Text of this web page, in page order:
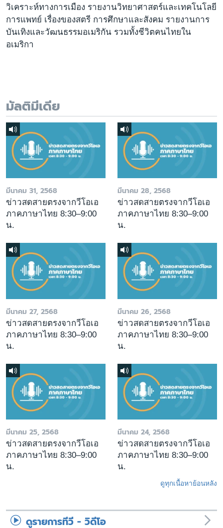
วิเคราะห์ทางการเมือง รายงานวิทยาศาสตร์และเทคโนโลยี
การแพทย์ เรื่องของสตรี การศึกษาและสังคม รายงานการ
บันเทิงและวัฒนธรรมอเมริกัน รวมทั้งชีวิตคนไทยใน
อเมริกา
มัลติมีเดีย
มีนาคม 31, 2568
ข่าวสดสายตรงจากวีโอเอ
ภาคภาษาไทย 8:30–9:00
น.
มีนาคม 28, 2568
ข่าวสดสายตรงจากวีโอเอ
ภาคภาษาไทย 8:30–9:00
น.
มีนาคม 27, 2568
ข่าวสดสายตรงจากวีโอเอ
ภาคภาษาไทย 8:30–9:00
น.
มีนาคม 26, 2568
ข่าวสดสายตรงจากวีโอเอ
ภาคภาษาไทย 8:30–9:00
น.
มีนาคม 25, 2568
ข่าวสดสายตรงจากวีโอเอ
ภาคภาษาไทย 8:30–9:00
น.
มีนาคม 24, 2568
ข่าวสดสายตรงจากวีโอเอ
ภาคภาษาไทย 8:30–9:00
น.
ดูทุกเนื้อหาย้อนหลัง
ดูรายการทีวี - วิดีโอ